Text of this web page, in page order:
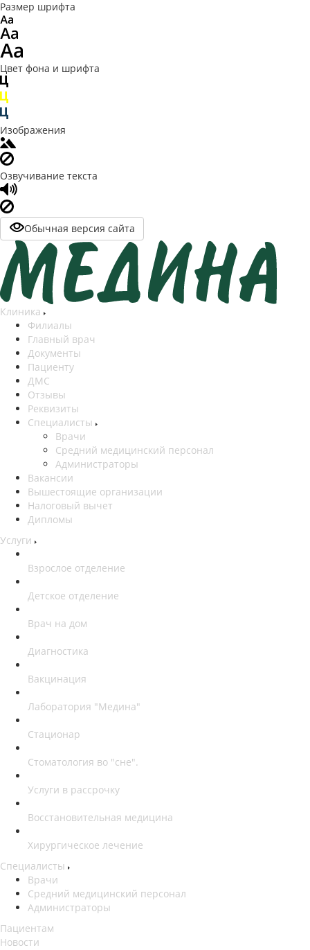
Размер шрифта
Цвет фона и шрифта
Изображения
Озвучивание текста
Обычная версия сайта
Клиника
Филиалы
Главный врач
Документы
Пациенту
ДМС
Отзывы
Реквизиты
Специалисты
Врачи
Средний медицинский персонал
Администраторы
Вакансии
Вышестоящие организации
Налоговый вычет
Дипломы
Услуги
Взрослое отделение
Детское отделение
Врач на дом
Диагностика
Вакцинация
Лаборатория "Медина"
Стационар
Стоматология во "сне".
Услуги в рассрочку
Восстановительная медицина
Хирургическое лечение
Специалисты
Врачи
Средний медицинский персонал
Администраторы
Пациентам
Новости